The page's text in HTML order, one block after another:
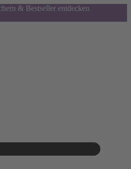
& Bestseller entdecken